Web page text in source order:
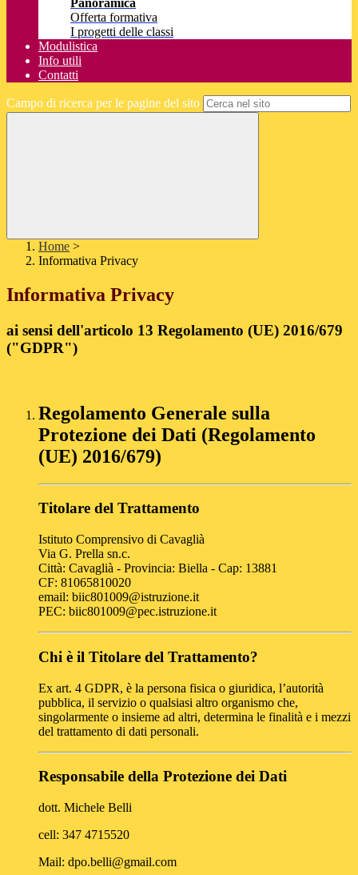
Panoramica
Offerta formativa
I progetti delle classi
Modulistica
Info utili
Contatti
Campo di ricerca per le pagine del sito
Home >
Informativa Privacy
Informativa Privacy
ai sensi dell'articolo 13 Regolamento (UE) 2016/679
("GDPR")
Regolamento Generale sulla
Protezione dei Dati (Regolamento
(UE) 2016/679)
Titolare del Trattamento
Istituto Comprensivo di Cavaglià
Via G. Prella sn.c.
Città: Cavaglià - Provincia: Biella - Cap: 13881
CF: 81065810020
email: biic801009@istruzione.it
PEC: biic801009@pec.istruzione.it
Chi è il Titolare del Trattamento?
Ex art. 4 GDPR, è la persona fisica o giuridica, l’autorità
pubblica, il servizio o qualsiasi altro organismo che,
singolarmente o insieme ad altri, determina le finalità e i mezzi
del trattamento di dati personali.
Responsabile della Protezione dei Dati
dott. Michele Belli
cell: 347 4715520
Mail: dpo.belli@gmail.com